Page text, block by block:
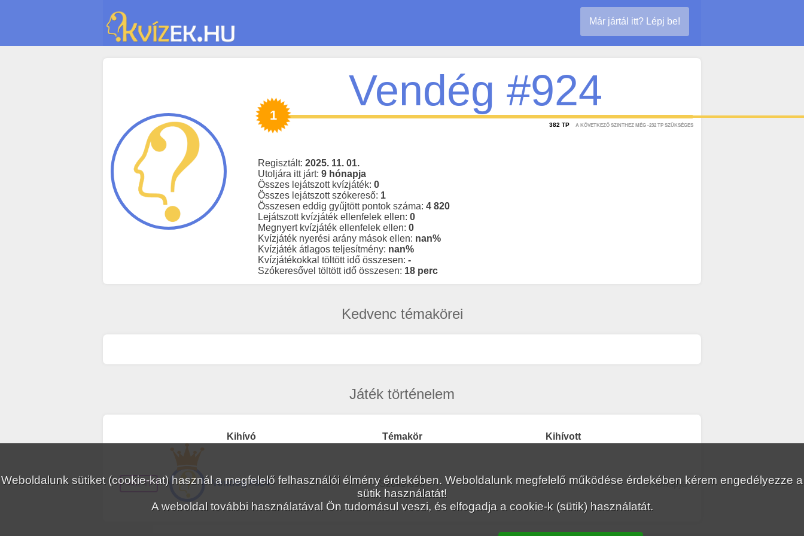
Már jártál itt? Lépj be!
Vendég #924
1
382 TP A KÖVETKEZŐ SZINTHEZ MÉG -232 TP SZÜKSÉGES
Regisztált: 2025. 11. 01.
Utoljára itt járt: 9 hónapja
Összes lejátszott kvízjáték: 0
Összes lejátszott szókereső: 1
Összesen eddig gyűjtött pontok száma: 4 820
Lejátszott kvízjáték ellenfelek ellen: 0
Megnyert kvízjáték ellenfelek ellen: 0
Kvízjáték nyerési arány mások ellen: nan%
Kvízjáték átlagos teljesítmény: nan%
Kvízjátékokkal töltött idő összesen: -
Szókeresővel töltött idő összesen: 18 perc
Kedvenc témakörei
Játék történelem
Kihívó Témakör Kihívott
+482 TP Vendég #924 Szókereső 9 hónapja
Weboldalunk sütiket (cookie-kat) használ a megfelelő felhasználói élmény érdekében. Weboldalunk megfelelő működése érdekében kérem engedélyezze a
sütik használatát!
A weboldal további használatával Ön tudomásul veszi, és elfogadja a cookie-k (sütik) használatát.